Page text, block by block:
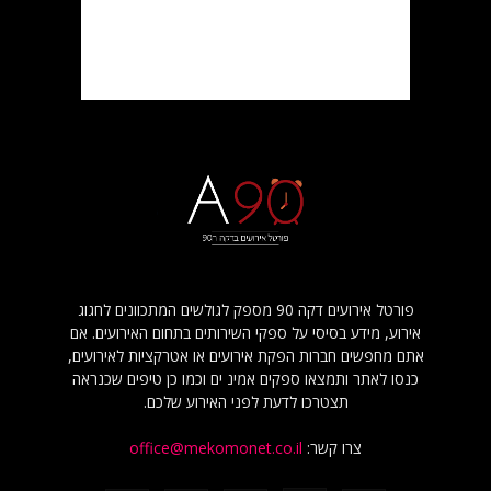
פורטל אירועים דקה 90 מספק לגולשים המתכוונים לחגוג
אירוע, מידע בסיסי על ספקי השירותים בתחום האירועים. אם
אתם מחפשים חברות הפקת אירועים או אטרקציות לאירועים,
כנסו לאתר ותמצאו ספקים אמינ ים וכמו כן טיפים שכנראה
תצטרכו לדעת לפני האירוע שלכם.
צרו קשר: office@mekomonet.co.il